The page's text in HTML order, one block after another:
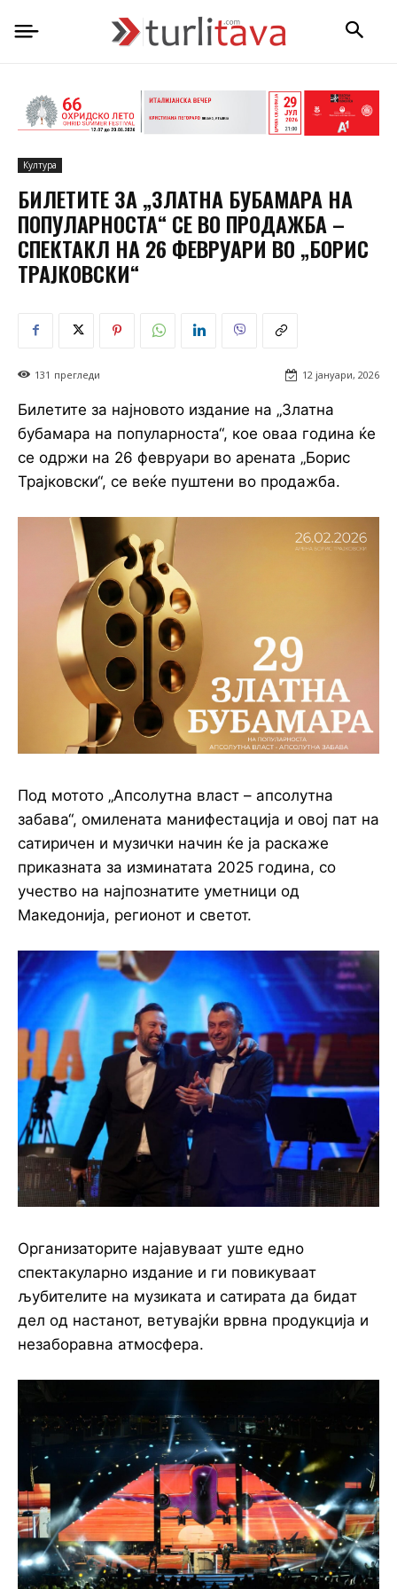
Култура
БИЛЕТИТЕ ЗА „ЗЛАТНА БУБАМАРА НА
ПОПУЛАРНОСТА“ СЕ ВО ПРОДАЖБА –
СПЕКТАКЛ НА 26 ФЕВРУАРИ ВО „БОРИС
ТРАЈКОВСКИ“
12 јануари, 2026
131 прегледи
Билетите за најновото издание на „Златна
бубамара на популарноста“, кое оваа година ќе
се одржи на 26 февруари во арената „Борис
Трајковски“, се веќе пуштени во продажба.
Под мотото „Апсолутна власт – апсолутна
забава“, омилената манифестација и овој пат на
сатиричен и музички начин ќе ја раскаже
приказната за изминатата 2025 година, со
учество на најпознатите уметници од
Македонија, регионот и светот.
Организаторите најавуваат уште едно
спектакуларно издание и ги повикуваат
љубителите на музиката и сатирата да бидат
дел од настанот, ветувајќи врвна продукција и
незаборавна атмосфера.